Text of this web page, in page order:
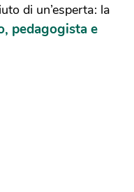
di un’esperta: la
pedagogista e